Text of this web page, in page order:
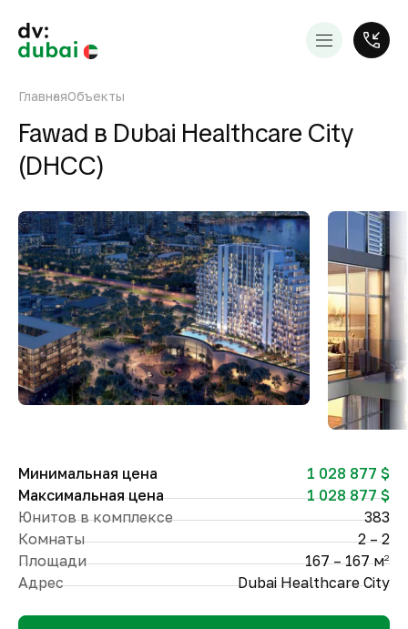
ГлавнаяОбъекты
Fawad в Dubai Healthcare City
(DHCC)
Минимальная цена
1 028 877 $
Максимальная цена
1 028 877 $
Юнитов в комплексе
383
Комнаты
2 – 2
Площади
167 – 167 м2
Адрес Dubai Healthcare City